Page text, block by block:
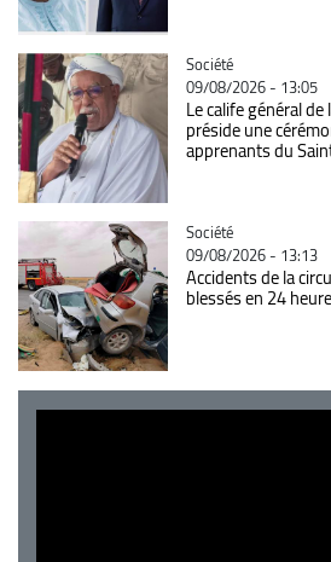
Catégorie
Société
09/08/2026 - 13:05
Le calife général
préside une
apprenants du
Catégorie
Société
09/08/2026 - 13:13
Accidents de la
blessés en 24